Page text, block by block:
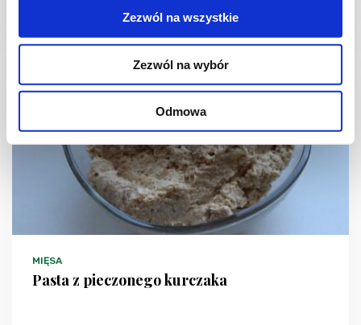
Zezwól na wszystkie
Zezwól na wybór
Odmowa
MIĘSA
Pasta z pieczonego kurczaka